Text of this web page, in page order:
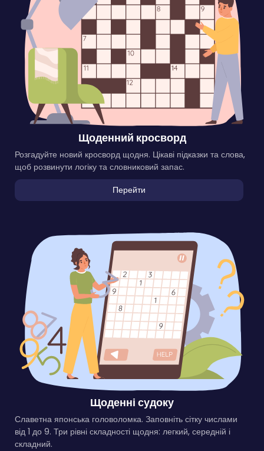
Щоденний кросворд
Розгадуйте новий кросворд щодня. Цікаві підказки та слова,
щоб розвинути логіку та словниковий запас.
Перейти
Щоденні судоку
Славетна японська головоломка. Заповніть сітку числами
від 1 до 9. Три рівні складності щодня: легкий, середній і
складний.